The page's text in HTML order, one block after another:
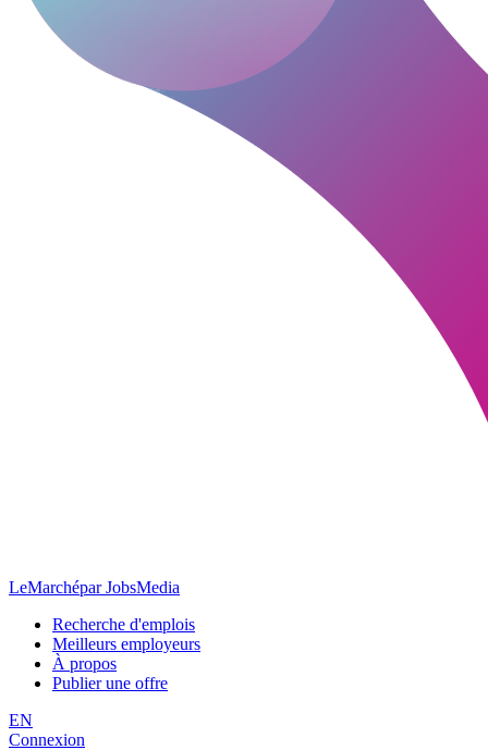
LeMarchépar JobsMedia
Recherche d'emplois
Meilleurs employeurs
À propos
Publier une offre
EN
Connexion